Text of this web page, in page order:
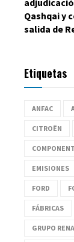
Qashqai y
salida de
Etiquetas
ANFAC
CITROËN
EMISIONES
FORD
FÁBRICAS
GRUPO